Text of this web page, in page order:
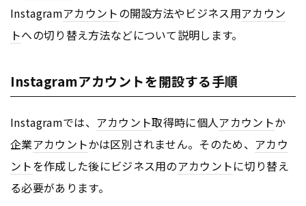
Instagramアカウントの開設方法やビジネス用アカウン
トへの切り替え方法などについて説明します。
Instagramアカウントを開設する手順
Instagramでは、 アカウント取得時に個人アカウントか
企業アカウントかは区別されません。そのため、 アカウ
ントを作成した後にビジネス用のアカウントに切り替え
る必要があります。